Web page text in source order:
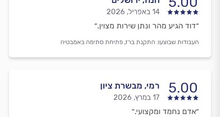
14 באפריל, 2026
״דוד הגיע מהר ונתן שירות מצוין.״
העבודות שבוצעו: התקנת ברז, פתיחת סתימה באמבטיה
5.00 רמי, מבשרת ציון
17 במרץ, 2026
״אדם נחמד ומקצועי.״